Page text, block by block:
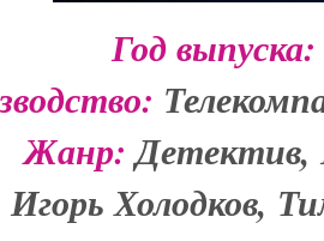
Год выпуска:
Жанр:Детектив,
Игорь Холодков,